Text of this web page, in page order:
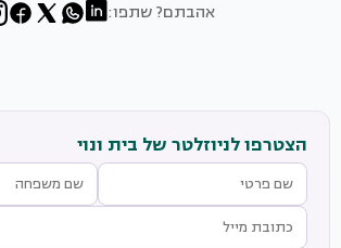
אהבתם? שתפו:
הצטרפו לניוזלטר של בית ונוי